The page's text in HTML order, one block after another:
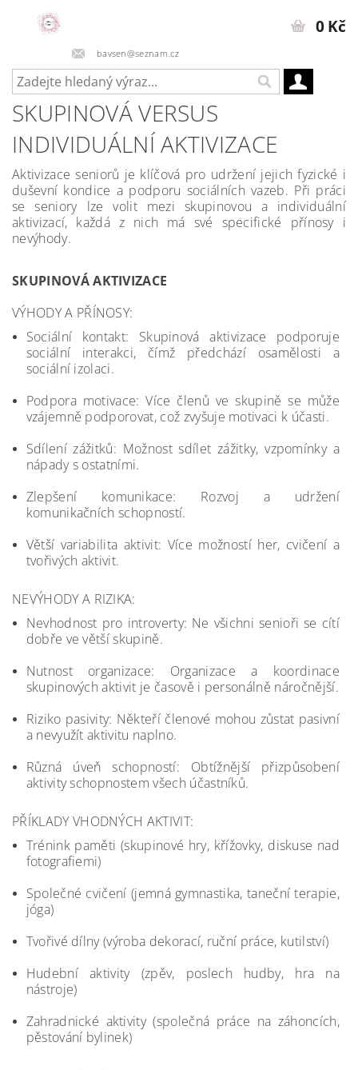
bavsen@seznam.cz
0 Kč
SKUPINOVÁ VERSUS
INDIVIDUÁLNÍ AKTIVIZACE
Aktivizace seniorů je klíčová pro udržení jejich fyzické i
duševní kondice a podporu sociálních vazeb. Při práci
se seniory lze volit mezi skupinovou a individuální
aktivizací, každá z nich má své specifické přínosy i
nevýhody.
SKUPINOVÁ AKTIVIZACE
VÝHODY A PŘÍNOSY:
Sociální kontakt: Skupinová aktivizace podporuje
sociální interakci, čímž předchází osamělosti a
sociální izolaci.
Podpora motivace: Více členů ve skupině se může
vzájemně podporovat, což zvyšuje motivaci k účasti.
Sdílení zážitků: Možnost sdílet zážitky, vzpomínky a
nápady s ostatními.
Zlepšení komunikace: Rozvoj a udržení
komunikačních schopností.
Větší variabilita aktivit: Více možností her, cvičení a
tvořivých aktivit.
NEVÝHODY A RIZIKA:
Nevhodnost pro introverty: Ne všichni senioři se cítí
dobře ve větší skupině.
Nutnost organizace: Organizace a koordinace
skupinových aktivit je časově i personálně náročnější.
Riziko pasivity: Někteří členové mohou zůstat pasivní
a nevyužít aktivitu naplno.
Různá úveň schopností: Obtížnější přizpůsobení
aktivity schopnostem všech účastníků.
PŘÍKLADY VHODNÝCH AKTIVIT:
Trénink paměti (skupinové hry, křížovky, diskuse nad
fotografiemi)
Společné cvičení (jemná gymnastika, taneční terapie,
jóga)
Tvořivé dílny (výroba dekorací, ruční práce, kutilství)
Hudební aktivity (zpěv, poslech hudby, hra na
nástroje)
Zahradnické aktivity (společná práce na záhoncích,
pěstování bylinek)